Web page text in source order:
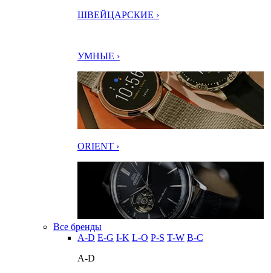
ШВЕЙЦАРСКИЕ ›
УМНЫЕ ›
ORIENT ›
Все бренды
A-D E-G I-K L-O P-S T-W В-С
A-D